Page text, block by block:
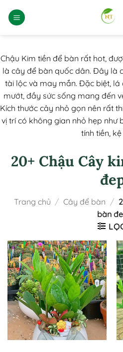
qua
Chậu Kim tiền để bàn rất hot,
là cây để bàn quốc dân. Đây là
tài lộc và may mắn. Đặc biệt, lá
mướt, đầy sức sống mang đến
Kích thước cây nhỏ gọn nên rất
vị trí có không gian nhỏ hẹp như
tính tiền,
20+ Chậu Cây
Trang chủ / Cây để bàn /
bàn